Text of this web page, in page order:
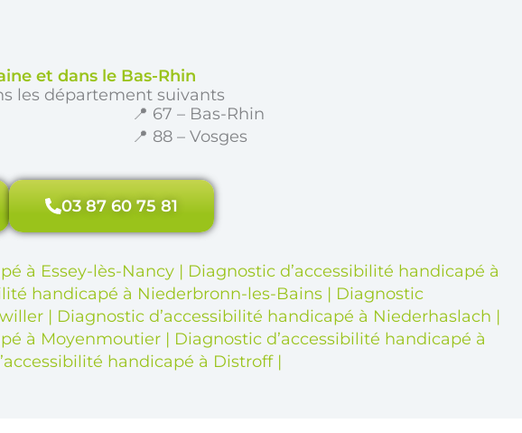
et dans le Bas-Rhin
les département suivants
📍 67 – Bas-Rhin
📍 88 – Vosges
03 87 60 75 81
à Essey-lès-Nancy | Diagnostic d’accessibilité handicapé à
handicapé à Niederbronn-les-Bains | Diagnostic
| Diagnostic d’accessibilité handicapé à Niederhaslach |
à Moyenmoutier | Diagnostic d’accessibilité handicapé à
handicapé à Distroff|